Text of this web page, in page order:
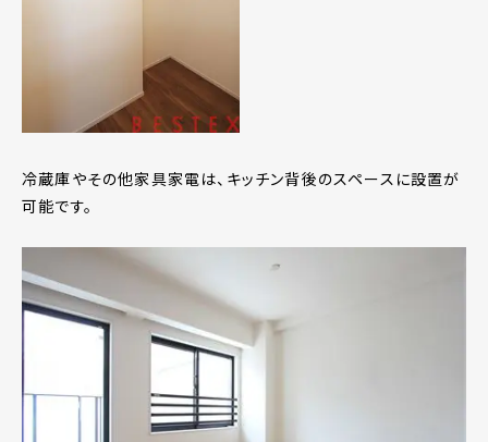
冷蔵庫やその他家具家電は、キッチン背後のスペースに設置が
可能です。